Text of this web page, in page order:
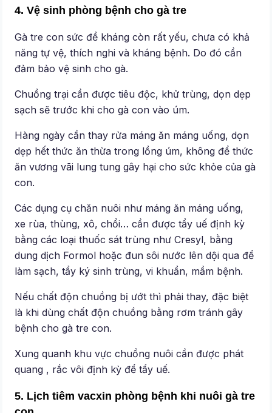
4. Vệ sinh phòng bệnh cho gà tre
Gà tre con sức đề kháng còn rất yếu, chưa có khả
năng tự vệ, thích nghi và kháng bệnh. Do đó cần
đảm bảo vệ sinh cho gà.
Chuồng trại cần được tiêu độc, khử trùng, dọn dẹp
sạch sẽ trước khi cho gà con vào úm.
Hàng ngày cần thay rửa máng ăn máng uống, dọn
dẹp hết thức ăn thừa trong lồng úm, không để thức
ăn vương vãi lung tung gây hại cho sức khỏe của gà
con.
Các dụng cụ chăn nuôi như máng ăn máng uống,
xe rùa, thùng, xô, chổi… cần được tẩy uế định kỳ
bằng các loại thuốc sát trùng như Cresyl, bằng
dung dịch Formol hoặc đun sôi nước lên dội qua để
làm sạch, tẩy ký sinh trùng, vi khuẩn, mầm bệnh.
Nếu chất độn chuồng bị ướt thì phải thay, đặc biệt
là khi dùng chất độn chuồng bằng rơm tránh gây
bệnh cho gà tre con.
Xung quanh khu vực chuồng nuôi cần được phát
quang , rắc vôi định kỳ để tẩy uế.
5. Lịch tiêm vacxin phòng bệnh khi nuôi gà tre